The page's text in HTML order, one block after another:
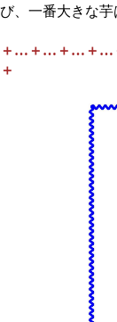
び、一番大きな
＋…＋…＋…＋
＋